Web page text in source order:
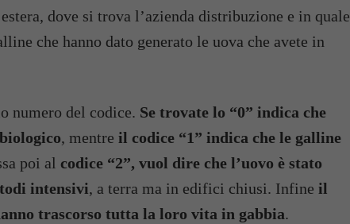
dove si trova l’azienda distribuzione e in quale
che hanno dato generato le uova che avete in
numero del codice. Se trovate lo “0” indica che
, mentre il codice “1” indica che le galline
poi al codice “2”, vuol dire che l’uovo è stato
intensivi, a terra ma in edifici chiusi. Infine il
trascorso tutta la loro vita in gabbia.